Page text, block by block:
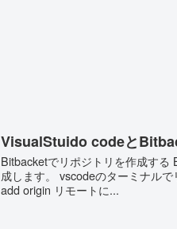
VisualStuido codeと
Bitbacketでリポジトリを作成する
成します。 vscodeのターミナル
add origin リモートに...